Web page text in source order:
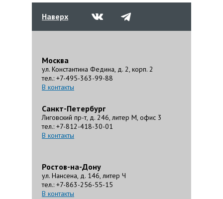
Наверх
Москва
ул. Константина Федина, д. 2, корп. 2
тел.: +7-495-363-99-88
В контакты
Санкт-Петербург
Лиговский пр-т, д. 246, литер М, офис 3
тел.: +7-812-418-30-01
В контакты
Ростов-на-Дону
ул. Нансена, д. 146, литер Ч
тел.: +7-863-256-55-15
В контакты